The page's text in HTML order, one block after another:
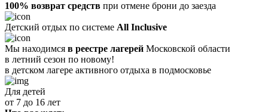
100% возврат средств при отмене брони до заезда
Детский отдых по системе All Inclusive
Мы находимся в реестре лагерей Московской области
в летний сезон по новому!
в детском лагере активного отдыха в подмосковье
Для детей
от 7 до 16 лет